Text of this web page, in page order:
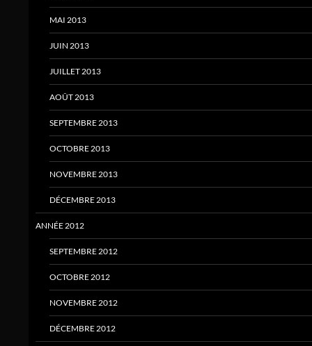
MAI 2013
JUIN 2013
JUILLET 2013
AOÛT 2013
SEPTEMBRE 2013
OCTOBRE 2013
NOVEMBRE 2013
DÉCEMBRE 2013
ANNÉE 2012
SEPTEMBRE 2012
OCTOBRE 2012
NOVEMBRE 2012
DÉCEMBRE 2012